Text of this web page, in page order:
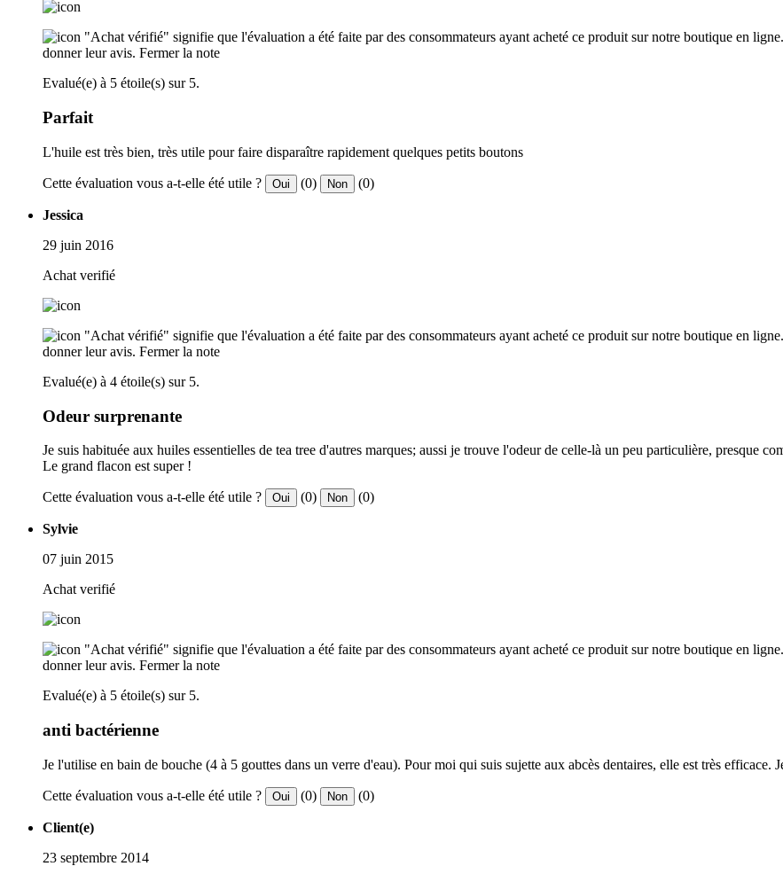
"Achat vérifié" signifie que l'évaluation a été faite par des consommateurs ayant acheté ce produit sur notre boutique en
donner leur avis. Fermer la note
Evalué(e) à 5 étoile(s) sur 5.
Parfait
L'huile est très bien, très utile pour faire disparaître rapidement quelques petits boutons
Cette évaluation vous a-t-elle été utile ? Oui (0) Non (0)
Jessica
29 juin 2016
Achat verifié
"Achat vérifié" signifie que l'évaluation a été faite par des consommateurs ayant acheté ce produit sur notre boutique en
donner leur avis. Fermer la note
Evalué(e) à 4 étoile(s) sur 5.
Odeur surprenante
Je suis habituée aux huiles essentielles de tea tree d'autres marques; aussi je trouve l'odeur de celle-là un peu particulière, presque
Le grand flacon est super !
Cette évaluation vous a-t-elle été utile ? Oui (0) Non (0)
Sylvie
07 juin 2015
Achat verifié
"Achat vérifié" signifie que l'évaluation a été faite par des consommateurs ayant acheté ce produit sur notre boutique en
donner leur avis. Fermer la note
Evalué(e) à 5 étoile(s) sur 5.
anti bactérienne
Je l'utilise en bain de bouche (4 à 5 gouttes dans un verre d'eau). Pour moi qui suis sujette aux abcès dentaires, elle est très efficace.
Cette évaluation vous a-t-elle été utile ? Oui (0) Non (0)
Client(e)
23 septembre 2014